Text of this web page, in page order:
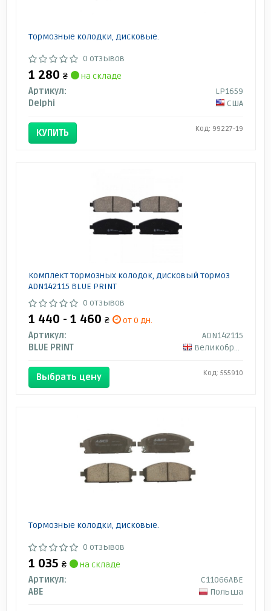
Тормозные колодки, дисковые.
0 отзывов
1 280 ₴
на складе
Артикул:
LP1659
Delphi
США
КУПИТЬ Код: 99227-19
Комплект тормозных колодок, дисковый тормоз
ADN142115 BLUE PRINT
0 отзывов
1 440 - 1 460 ₴
от 0 дн.
Артикул:
ADN142115
BLUE PRINT
Великобритания
Выбрать цену Код: 555910
Тормозные колодки, дисковые.
0 отзывов
1 035 ₴
на складе
Артикул:
C11066ABE
ABE
Польша